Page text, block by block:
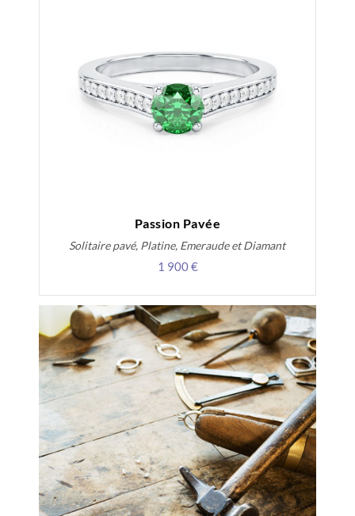
Passion Pavée
Solitaire pavé, Platine, Emeraude et Diamant
1 900 €